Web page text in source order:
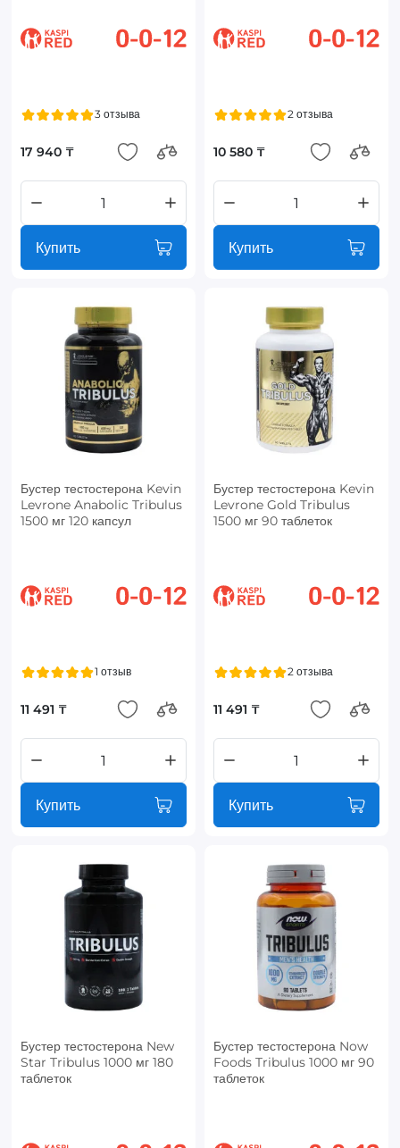
3 отзыва
17 940 ₸
Купить
2 отзыва
10 580 ₸
Купить
Бустер тестостерона Kevin
Levrone Anabolic Tribulus
1500 мг 120 капсул
1 отзыв
11 491 ₸
Купить
Бустер тестостерона Kevin
Levrone Gold Tribulus
1500 мг 90 таблеток
2 отзыва
11 491 ₸
Купить
Бустер тестостерона New
Star Tribulus 1000 мг 180
таблеток
Бустер тестостерона Now
Foods Tribulus 1000 мг 90
таблеток